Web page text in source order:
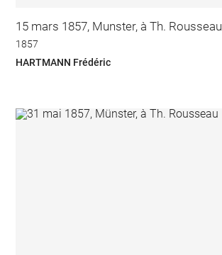
15 mars 1857, Munster, à Th. Rousseau
1857
HARTMANN Frédéric